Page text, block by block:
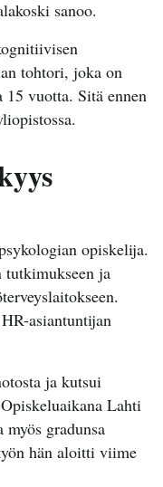
sanoo.
tohtori, joka on
15 vuotta. Sitä ennen
opiskelija.
tutkimukseen ja
asiantuntijan
ja kutsui
Lahti
gradunsa
hän aloitti viime